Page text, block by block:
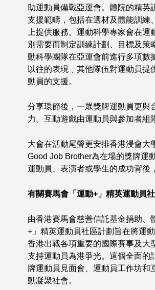
助運動員備戰亞運會。體院的精
支援範疇，包括在選材及體能訓練
上提供服務。運動科學專家會在
別需要而制定訓練計劃、目標及
動科學團隊在亞運會前進行多項數
以往的表現﹑其他隊伍對運動員提
動員的支援。
分享環節後，一眾獎牌運動員更與
力。互動遊戲由運動員與參加者組
大會在活動尾聲更安排香港浸會大
Good Job Brother為在場的獎牌運
運動員、表演者或學生的成功背後
有關賽馬會「運動+ 」精英運動員
由香港賽馬會慈善信託基金捐助
+」精英運動員社區計劃旨在將運
香港出戰各項重要的國際賽事及大
支持運動員為港爭光。這個全面的
牌運動員見面會、運動員工作坊和
動凝聚社會。